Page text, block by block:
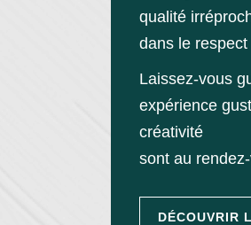
qualité
dans le
Laissez-vous
expérience
créativité
sont au
DÉCOUVRIR